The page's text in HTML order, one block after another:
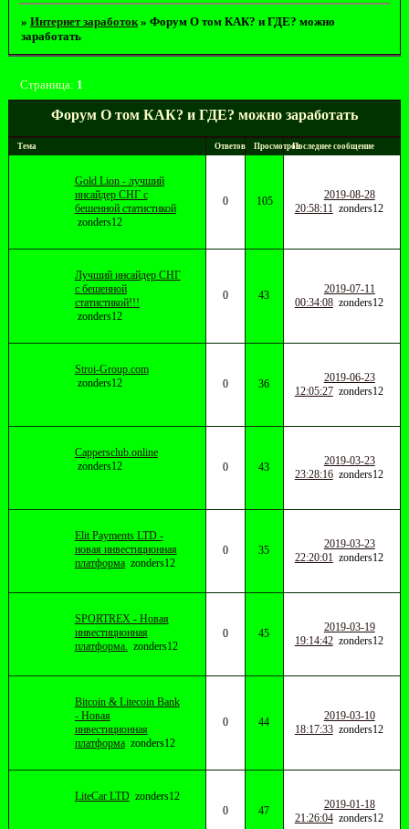
» Интернет заработок » Форум О том КАК? и ГДЕ? можно
заработать
Форум О том КАК? и ГДЕ? можно заработать
Страница: 1
Тема Ответов ПросмотровПоследнее сообщение
Gold Lion - лучший
инсайдер СНГ с
бешенной статистикой
zonders12
0 105
2019-08-28
20:58:11 zonders12
Лучший инсайдер СНГ
с бешенной
статистикой!!!
zonders12
0 43
2019-07-11
00:34:08 zonders12
Stroi-Group.com
zonders12
0 36
2019-06-23
12:05:27 zonders12
Cappersclub.online
zonders12
0 43
2019-03-23
23:28:16 zonders12
Elit Payments LTD -
новая инвестиционная
платформа zonders12
0 35
2019-03-23
22:20:01 zonders12
SPORTREX - Новая
инвестиционная
платформа. zonders12
0 45
2019-03-19
19:14:42 zonders12
Bitcoin & Litecoin Bank
- Новая
инвестиционная
платформа zonders12
0 44
2019-03-10
18:17:33 zonders12
LiteCar LTD zonders12
0
47
2019-01-18
21:26:04 zonders12